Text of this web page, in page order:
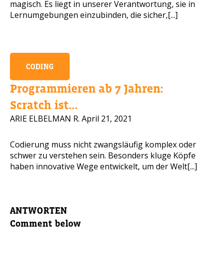
magisch. Es liegt in unserer Verantwortung, sie in
Lernumgebungen einzubinden, die sicher,[...]
CODING
Programmieren ab 7 Jahren:
Scratch ist...
ARIE ELBELMAN R. April 21, 2021
Codierung muss nicht zwangsläufig komplex oder
schwer zu verstehen sein. Besonders kluge Köpfe
haben innovative Wege entwickelt, um der Welt[...]
ANTWORTEN
Comment below